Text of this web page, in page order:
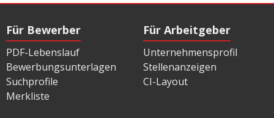
Für Bewerber
PDF-Lebenslauf
Bewerbungsunterlagen
Suchprofile
Merkliste
Für Arbeitgeber
Unternehmensprofil
Stellenanzeigen
CI-Layout